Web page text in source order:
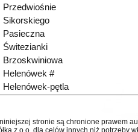
Przedwiośnie
Sikorskiego
Pasieczna
Świtezianki
Brzoskwiniowa
Helenówek #
Helenówek-pętla
stronie są chronione prawem
z o.o. dla celów innych niż potrzeby